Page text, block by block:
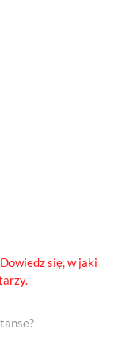
Dowiedz się, w jaki